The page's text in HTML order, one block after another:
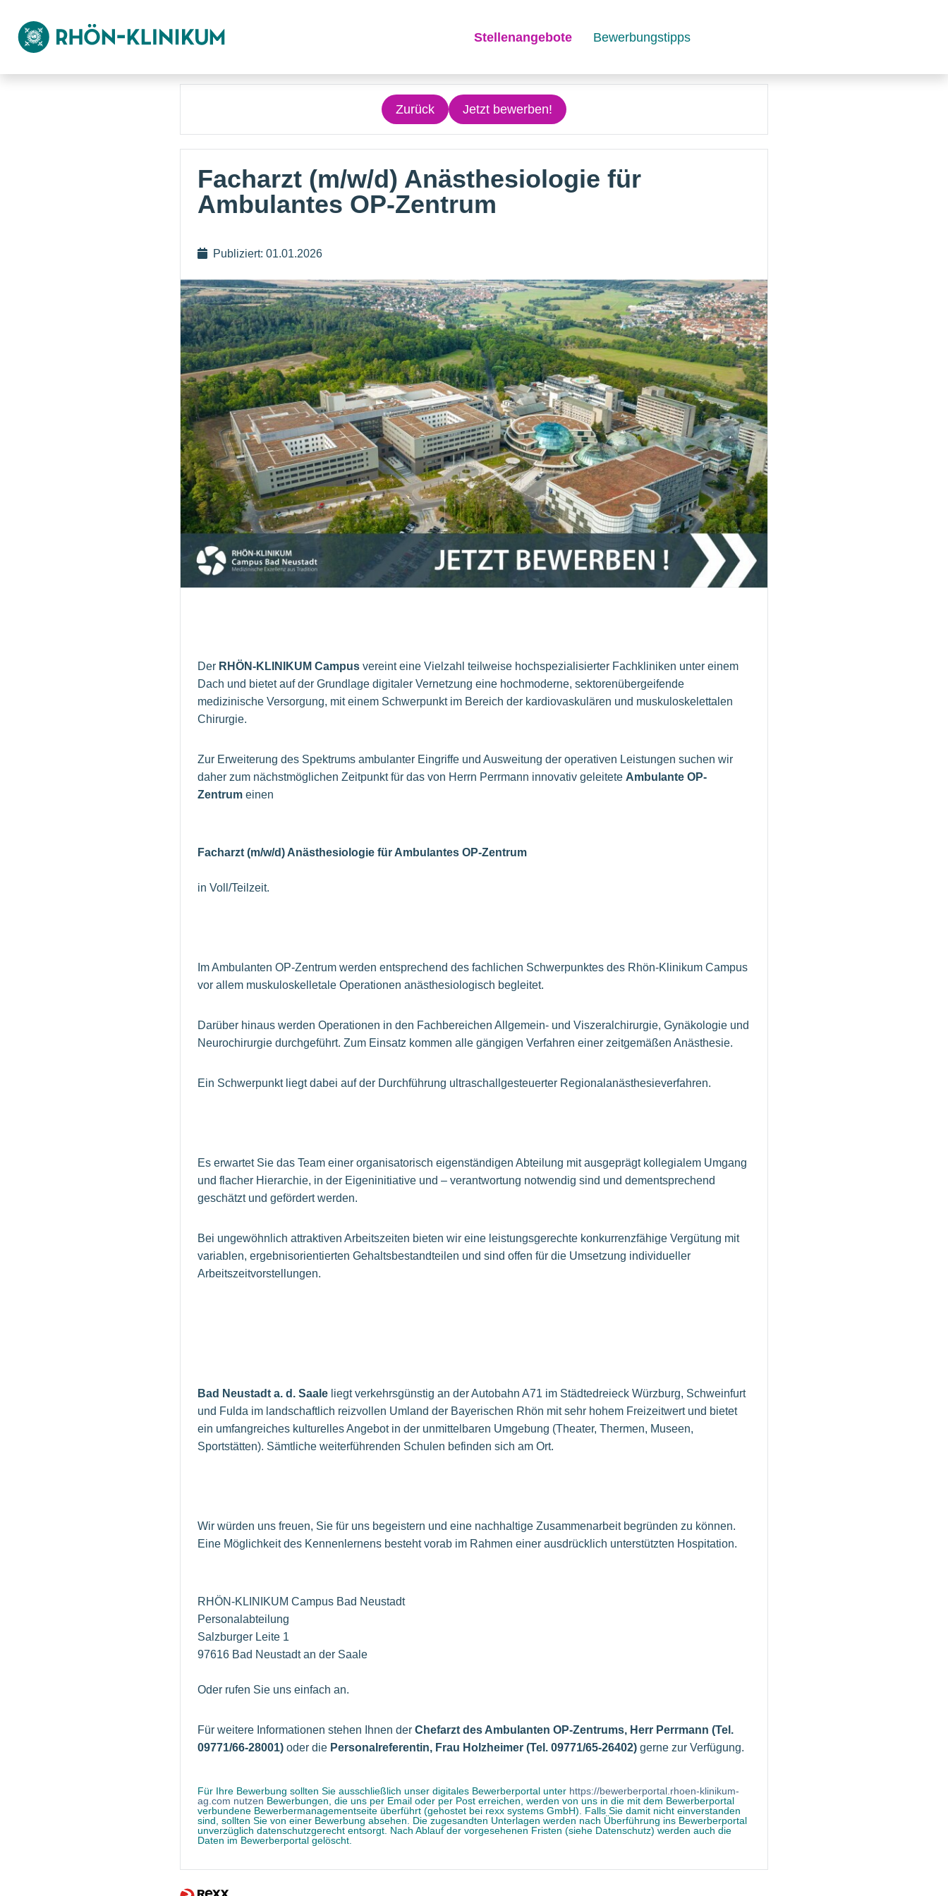
Stellenangebote Bewerbungstipps
Zurück Jetzt bewerben!
Facharzt (m/w/d) Anästhesiologie für
Ambulantes OP-Zentrum
Publiziert: 01.01.2026
Der RHÖN-KLINIKUM Campus vereint eine Vielzahl teilweise hochspezialisierter Fachkliniken unter einem
Dach und bietet auf der Grundlage digitaler Vernetzung eine hochmoderne, sektorenübergeifende
medizinische Versorgung, mit einem Schwerpunkt im Bereich der kardiovaskulären und muskuloskelettalen
Chirurgie.
Zur Erweiterung des Spektrums ambulanter Eingriffe und Ausweitung der operativen Leistungen suchen wir
daher zum nächstmöglichen Zeitpunkt für das von Herrn Perrmann innovativ geleitete Ambulante OP-
Zentrum einen
Facharzt (m/w/d) Anästhesiologie für Ambulantes OP-Zentrum
in Voll/Teilzeit.
Im Ambulanten OP-Zentrum werden entsprechend des fachlichen Schwerpunktes des Rhön-Klinikum Campus
vor allem muskuloskelletale Operationen anästhesiologisch begleitet.
Darüber hinaus werden Operationen in den Fachbereichen Allgemein- und Viszeralchirurgie, Gynäkologie und
Neurochirurgie durchgeführt. Zum Einsatz kommen alle gängigen Verfahren einer zeitgemäßen Anästhesie.
Ein Schwerpunkt liegt dabei auf der Durchführung ultraschallgesteuerter Regionalanästhesieverfahren.
Es erwartet Sie das Team einer organisatorisch eigenständigen Abteilung mit ausgeprägt kollegialem Umgang
und flacher Hierarchie, in der Eigeninitiative und – verantwortung notwendig sind und dementsprechend
geschätzt und gefördert werden.
Bei ungewöhnlich attraktiven Arbeitszeiten bieten wir eine leistungsgerechte konkurrenzfähige Vergütung mit
variablen, ergebnisorientierten Gehaltsbestandteilen und sind offen für die Umsetzung individueller
Arbeitszeitvorstellungen.
Bad Neustadt a. d. Saale liegt verkehrsgünstig an der Autobahn A71 im Städtedreieck Würzburg, Schweinfurt
und Fulda im landschaftlich reizvollen Umland der Bayerischen Rhön mit sehr hohem Freizeitwert und bietet
ein umfangreiches kulturelles Angebot in der unmittelbaren Umgebung (Theater, Thermen, Museen,
Sportstätten). Sämtliche weiterführenden Schulen befinden sich am Ort.
Wir würden uns freuen, Sie für uns begeistern und eine nachhaltige Zusammenarbeit begründen zu können.
Eine Möglichkeit des Kennenlernens besteht vorab im Rahmen einer ausdrücklich unterstützten Hospitation.
RHÖN-KLINIKUM Campus Bad Neustadt
Personalabteilung
Salzburger Leite 1
97616 Bad Neustadt an der Saale
Oder rufen Sie uns einfach an.
Für weitere Informationen stehen Ihnen der Chefarzt des Ambulanten OP-Zentrums, Herr Perrmann (Tel.
09771/66-28001) oder die Personalreferentin, Frau Holzheimer (Tel. 09771/65-26402) gerne zur Verfügung.
Für Ihre Bewerbung sollten Sie ausschließlich unser digitales Bewerberportal unter https://bewerberportal.rhoen-klinikum-
ag.com nutzen Bewerbungen, die uns per Email oder per Post erreichen, werden von uns in die mit dem Bewerberportal
verbundene Bewerbermanagementseite überführt (gehostet bei rexx systems GmbH). Falls Sie damit nicht einverstanden
sind, sollten Sie von einer Bewerbung absehen. Die zugesandten Unterlagen werden nach Überführung ins Bewerberportal
unverzüglich datenschutzgerecht entsorgt. Nach Ablauf der vorgesehenen Fristen (siehe Datenschutz) werden auch die
Daten im Bewerberportal gelöscht.